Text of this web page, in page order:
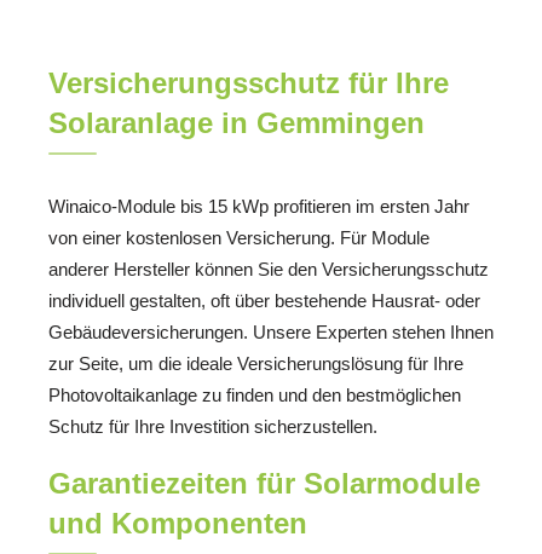
Versicherungsschutz für Ihre
Solaranlage in Gemmingen
Winaico-Module bis 15 kWp profitieren im ersten Jahr
von einer kostenlosen Versicherung. Für Module
anderer Hersteller können Sie den Versicherungsschutz
individuell gestalten, oft über bestehende Hausrat- oder
Gebäudeversicherungen. Unsere Experten stehen Ihnen
zur Seite, um die ideale Versicherungslösung für Ihre
Photovoltaikanlage zu finden und den bestmöglichen
Schutz für Ihre Investition sicherzustellen.
Garantiezeiten für Solarmodule
und Komponenten